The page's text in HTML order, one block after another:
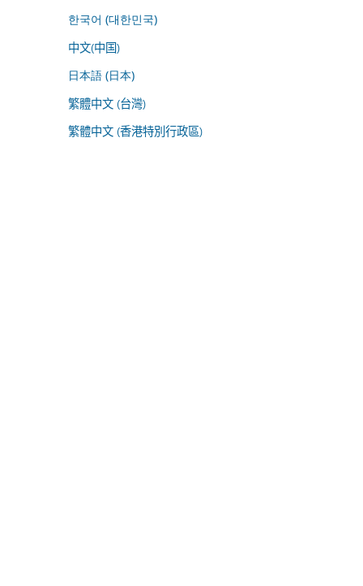
한국어 (대한민국)
中文(中国)
日本語 (日本)
繁體中文 (台灣)
繁體中文 (香港特別行政區)